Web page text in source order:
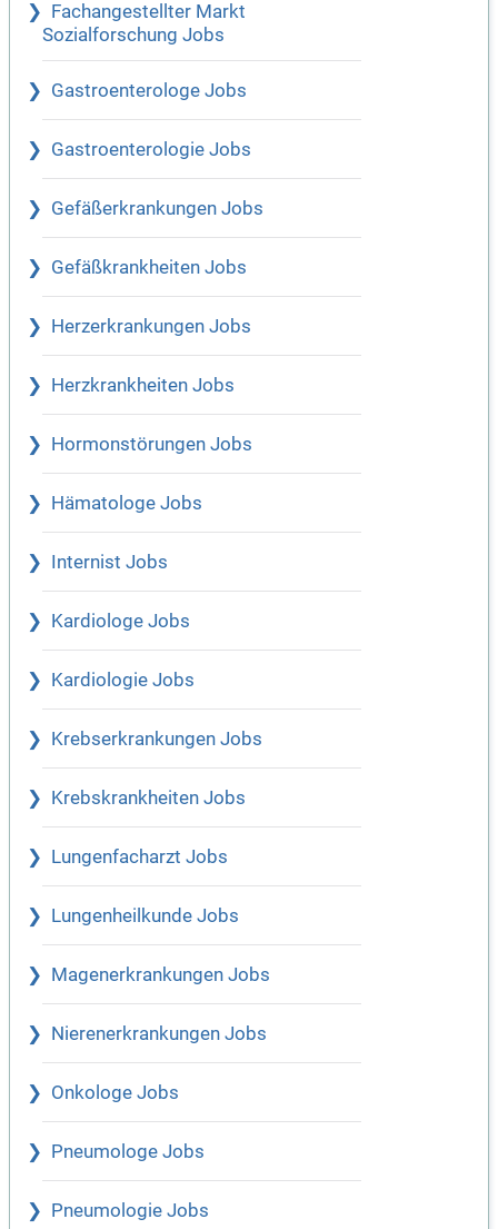
Fachangestellter Markt
Sozialforschung Jobs
Gastroenterologe Jobs
Gastroenterologie Jobs
Gefäßerkrankungen Jobs
Gefäßkrankheiten Jobs
Herzerkrankungen Jobs
Herzkrankheiten Jobs
Hormonstörungen Jobs
Hämatologe Jobs
Internist Jobs
Kardiologe Jobs
Kardiologie Jobs
Krebserkrankungen Jobs
Krebskrankheiten Jobs
Lungenfacharzt Jobs
Lungenheilkunde Jobs
Magenerkrankungen Jobs
Nierenerkrankungen Jobs
Onkologe Jobs
Pneumologe Jobs
Pneumologie Jobs